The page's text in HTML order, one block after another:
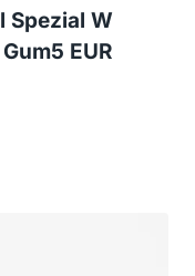
Spezial W
EUR